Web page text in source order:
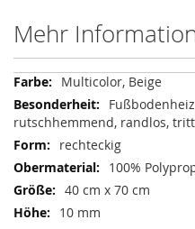
Mehr
Mehr
Informationen
Multicolor, Beige
rutschhemmend, randlos,
rechteckig
100%
40 cm x 70 cm
10 mm